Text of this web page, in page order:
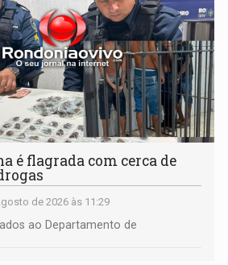
é flagrada com cerca de
de 2026 às 11:29
ao Departamento de